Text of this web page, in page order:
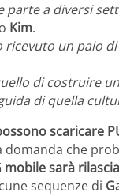
parte a diversi
Kim.
ricevuto un paio
di costruire
di quella
scaricare
domanda che
mobile sarà
sequenze di